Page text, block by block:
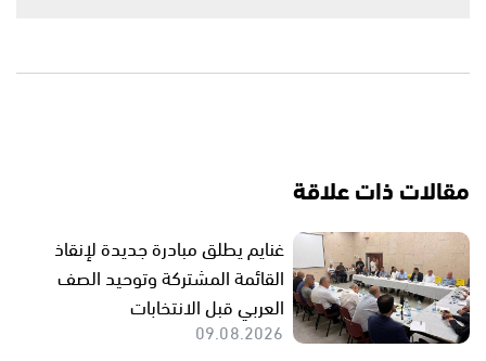
مقالات ذات علاقة
غنايم يطلق مبادرة جديدة لإنقاذ
القائمة المشتركة وتوحيد الصف
العربي قبل الانتخابات
09.08.2026